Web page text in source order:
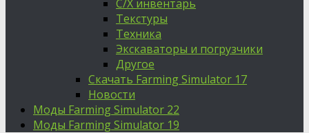
С/Х инвентарь
Текстуры
Техника
Экскаваторы и погрузчики
Другое
Скачать Farming Simulator 17
Новости
Моды Farming Simulator 22
Моды Farming Simulator 19